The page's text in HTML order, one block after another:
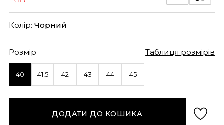
Колір: Чорний
Розмір Таблиця розмірів
40 41,5 42 43 44 45
ДОДАТИ ДО КОШИКА